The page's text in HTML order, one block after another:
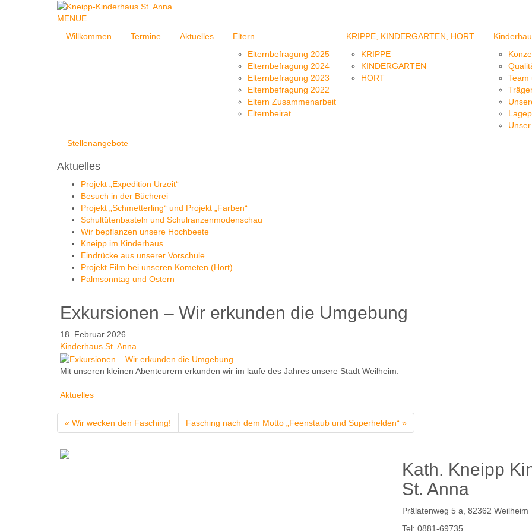
MENUE
Willkommen
Termine Aktuelles
Eltern
Elternbefragung 2025
Elternbefragung 2024
Elternbefragung 2023
Elternbefragung 2022
Eltern Zusammenarbeit
Elternbeirat
KRIPPE, KINDERGARTEN, HORT
KRIPPE
KINDERGARTEN
HORT
Team
Stellenangebote
Aktuelles
Projekt „Expedition Urzeit“
Besuch in der Bücherei
Projekt „Schmetterling“ und Projekt „Farben“
Schultütenbasteln und Schulranzenmodenschau
Wir bepflanzen unsere Hochbeete
Kneipp im Kinderhaus
Eindrücke aus unserer Vorschule
Projekt Film bei unseren Kometen (Hort)
Palmsonntag und Ostern
Exkursionen – Wir erkunden die Umgebung
18. Februar 2026
Kinderhaus St. Anna
Mit unseren kleinen Abenteurern erkunden wir im laufe des Jahres unsere Stadt Weilheim.
Aktuelles
« Wir wecken den Fasching! Fasching nach dem Motto „Feenstaub und Superhelden“ »
Kath. Kneipp
St. Anna
Prälatenweg 5 a, 82362 Weilheim
Tel: 0881-69735